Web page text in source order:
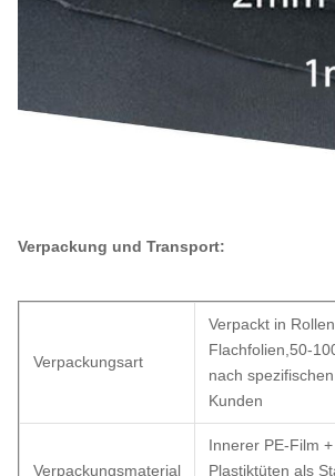
Verpackung und Transport:
Verpackungsart
Verpackt in
Flachfolien,50-
nach
Kunden
Verpackungsmaterial
Innerer PE-Film
Plastiktüten als